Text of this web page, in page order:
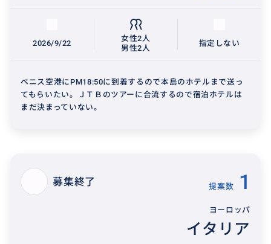
2026/9/22
女性2人
男性2人
指定しない
ベニス空港にPM18:50に到着するので本島のホテルまで送っ
てもらいたい。ＪＴＢのツアーに合流するので宿泊ホテルは
まだ決まっていない。
募集終了 提案数 1
ヨーロッパ
イタリア